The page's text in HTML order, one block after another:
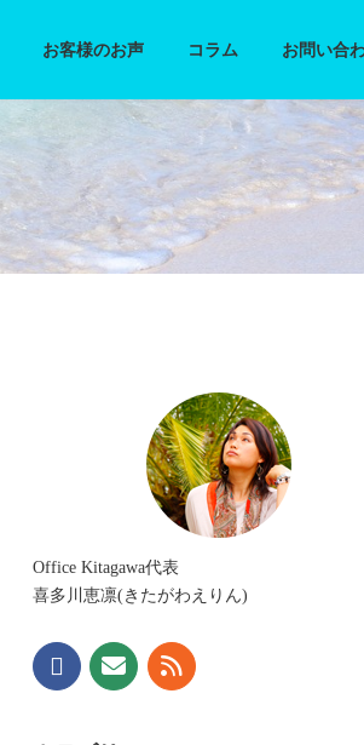
お客様のお声 コラム お問い合
Office Kitagawa代表
喜多川恵凛(きたがわえりん)